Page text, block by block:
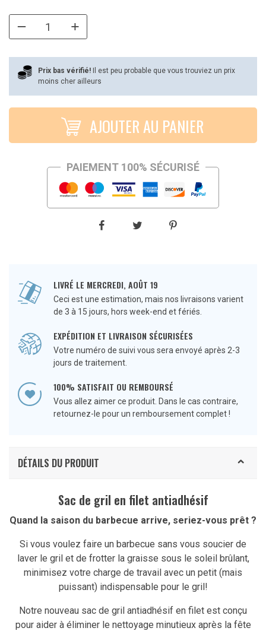
prix :
€25,90
Prix bas vérifié!
Il est peu probable que vous trouviez un prix
moins cher ailleurs
AJOUTER AU PANIER
PAIEMENT 100% SÉCURISÉ
LIVRÉ LE MERCREDI, AOÛT 19
Ceci est une estimation, mais nos livraisons varient
de 3 à 15 jours, hors week-end et fériés.
EXPÉDITION ET LIVRAISON SÉCURISÉES
Votre numéro de suivi vous sera envoyé après 2-3
jours de traitement.
100% SATISFAIT OU REMBOURSÉ
Vous allez aimer ce produit. Dans le cas contraire,
retournez-le pour un remboursement complet !
DÉTAILS DU PRODUIT
Sac de gril en filet antiadhésif
Quand la saison du barbecue arrive, seriez-vous prêt ?
Si vous voulez faire un barbecue sans vous soucier de
laver le gril et de frotter la graisse sous le soleil brûlant,
minimisez votre charge de travail avec un petit (mais
puissant) indispensable pour le gril!
Notre nouveau sac de gril antiadhésif en filet est conçu
pour aider à éliminer le nettoyage minutieux après la fête